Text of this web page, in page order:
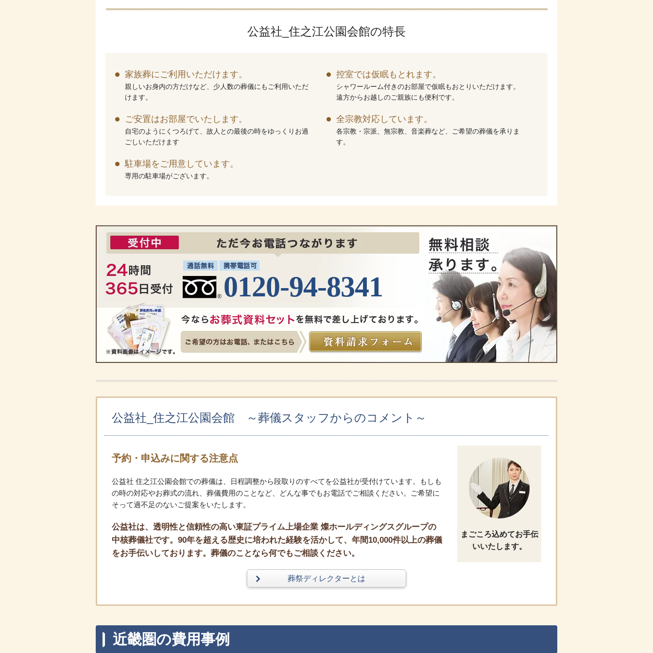
公益社_住之江公園会館の特長
家族葬にご利用いただけます。
親しいお身内の方だけなど、少人数の葬儀にもご利用いただ
けます。
控室では仮眠もとれます。
シャワールーム付きのお部屋で仮眠もおとりいただけます。
遠方からお越しのご親族にも便利です。
ご安置はお部屋でいたします。
自宅のようにくつろげて、故人との最後の時をゆっくりお過
ごしいただけます
全宗教対応しています。
各宗教・宗派、無宗教、音楽葬など、ご希望の葬儀を承りま
す。
駐車場をご用意しています。
専用の駐車場がございます。
0120-94-8341
公益社_住之江公園会館 ～葬儀スタッフからのコメント～
予約・申込みに関する注意点
公益社 住之江公園会館での葬儀は、日程調整から段取りのすべてを公益社が受付けています。もしも
の時の対応やお葬式の流れ、葬儀費用のことなど、どんな事でもお電話でご相談ください。ご希望に
そって過不足のないご提案をいたします。
公益社は、透明性と信頼性の高い東証プライム上場企業 燦ホールディングスグループの
中核葬儀社です。90年を超える歴史に培われた経験を活かして、年間10,000件以上の葬儀
をお手伝いしております。葬儀のことなら何でもご相談ください。
まごころ込めてお手伝
いいたします。
葬祭ディレクターとは
近畿圏の費用事例